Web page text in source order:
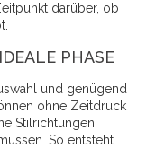
darüber, ob
PHASE
und genügend
ohne Zeitdruck
Stilrichtungen
So entsteht